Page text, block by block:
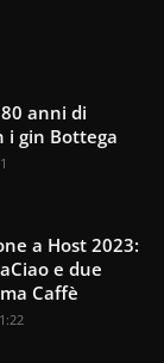
anni di
i gin Bottega
a Host 2023:
e due
Caffè